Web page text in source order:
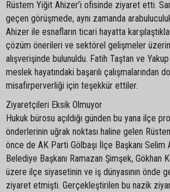
Rüstem Yiğit Ahizer’i ofisinde ziyaret etti.
geçen görüşmede, aynı zamanda
Ahizer ile esnafların ticari hayatta
çözüm önerileri ve sektörel gelişmeler
alışverişinde bulunuldu. Fatih Taştan ve
meslek hayatındaki başarılı çalışmalarından
misafirperverliği için teşekkür ettiler.
Ziyaretçileri Eksik Olmuyor
Hukuk bürosu açıldığı günden bu yana ilçe
önderlerinin uğrak noktası haline gelen
önce de AK Parti Gölbaşı İlçe Başkanı Selim
Belediye Başkanı Ramazan Şimşek, Gökhan
üzere ilçe siyasetinin ve iş dünyasının önde
ziyaret etmişti. Gerçekleştirilen bu nazik